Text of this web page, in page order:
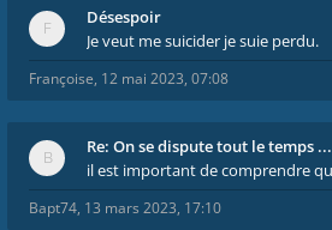
Désespoir
Je veut me suicider je suie perdu.
Françoise, 12 mai 2023, 07:08
Re: On se dispute tout le temps ...
il est important de comprendre
Bapt74, 13 mars 2023, 17:10